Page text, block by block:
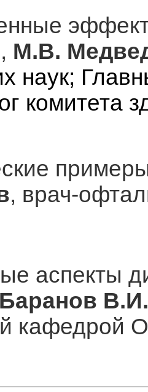
М.В.
наук;
комитета
, врач-
аспекты
Баранов
кафедрой